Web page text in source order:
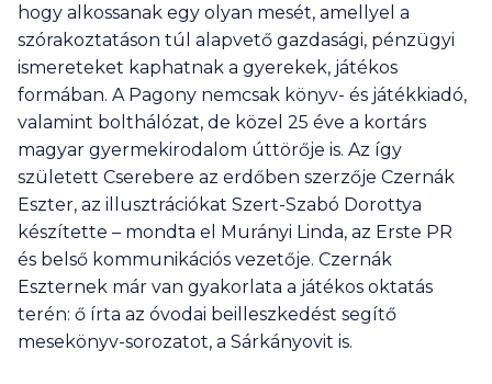
hogy alkossanak egy olyan mesét, amellyel a
szórakoztatáson túl alapvető gazdasági, pénzügyi
ismereteket kaphatnak a gyerekek, játékos
formában. A Pagony nemcsak könyv- és játékkiadó,
valamint bolthálózat, de közel 25 éve a kortárs
magyar gyermekirodalom úttörője is. Az így
született Cserebere az erdőben szerzője Czernák
Eszter, az illusztrációkat Szert-Szabó Dorottya
készítette – mondta el Murányi Linda, az Erste PR
és belső kommunikációs vezetője. Czernák
Eszternek már van gyakorlata a játékos oktatás
terén: ő írta az óvodai beilleszkedést segítő
mesekönyv-sorozatot, a Sárkányovit is.